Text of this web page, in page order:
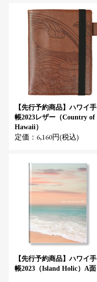
【先行予約商品】ハワイ手
帳2023レザー（Country of
Hawaii）
定価：6,160円(税込)
【先行予約商品】ハワイ手
帳2023（Island Holic）A面